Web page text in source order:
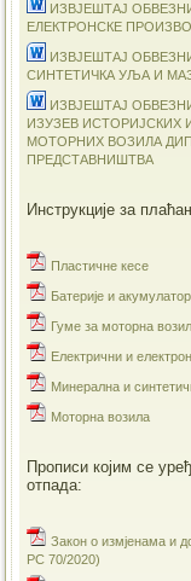
ИЗВЈЕШТАЈ
ЕЛЕКТРОНСКЕ
ИЗВЈЕШТАЈ
СИНТЕТИЧКА УЉА И
ИЗВЈЕШТАЈ
ИЗУЗЕВ ИСТОРИЈСКИХ
МОТОРНИХ ВОЗИЛА
ПРЕДСТАВНИШТВА
Инструкције за
Пластичне кесе
Батерије и
Гуме за моторна
Електрични и
Минерална и
Моторна возила
Прописи којим се
отпада:
Закон о измјенама и
РС 70/2020)